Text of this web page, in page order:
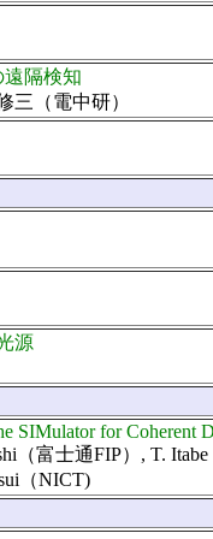
隔検知
（電中研）
源
SIMulator for Coherent
（富士通FIP）, T.
（NICT)